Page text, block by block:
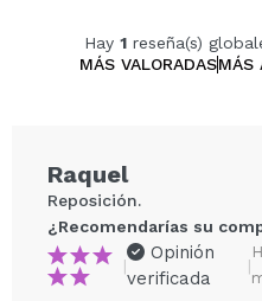
Hay 1reseña(s)
MÁS VALORADASMÁS
Raquel
Reposición.
¿Recomendarías su
|
Opinión
verificada
|